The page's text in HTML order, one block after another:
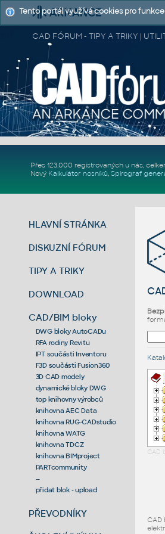
CAD FÓRUM - TIPY A TRIKY |
Přes 123.000 registrovaných u nás,
Nový Kalkulátor nosníků, Spirograf
HLAVNÍ STRÁNKA
DISKUZNÍ FÓRUM
TIPY A TRIKY
DOWNLOAD
CAD/BIM bloky
DWG bloky AutoCADu
RFA rodiny Revitu
IPT součásti Inventoru
F3D součásti Fusion360
3D CAD modely
dynamické bloky DWG
top knihovny výrobců
knihovna AEC Data
knihovna RUG-CADstudio
knihovna WATG
knihovna TDCZ
knihovna BIMproject
PARTcommunity
--
přidat blok - upload
PŘEVODNÍKY
CAD
CAD
Tento portál využívá cookies pro